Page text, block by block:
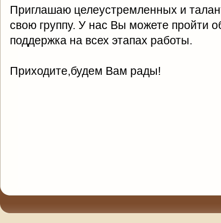
Приглашаю целеустремленных и
свою группу. У нас Вы можете пройти
поддержка на всех этапах работы.
Приходите,будем Вам рады!